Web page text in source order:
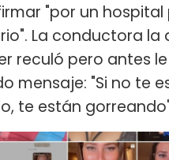
"por un hospital
La conductora la
reculó pero antes
mensaje: "Si no te
te están